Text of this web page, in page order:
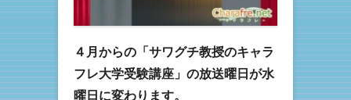
４月からの「サワグチ教授のキャラ
フレ大学受験講座」の放送曜日が水
曜日に変わります。